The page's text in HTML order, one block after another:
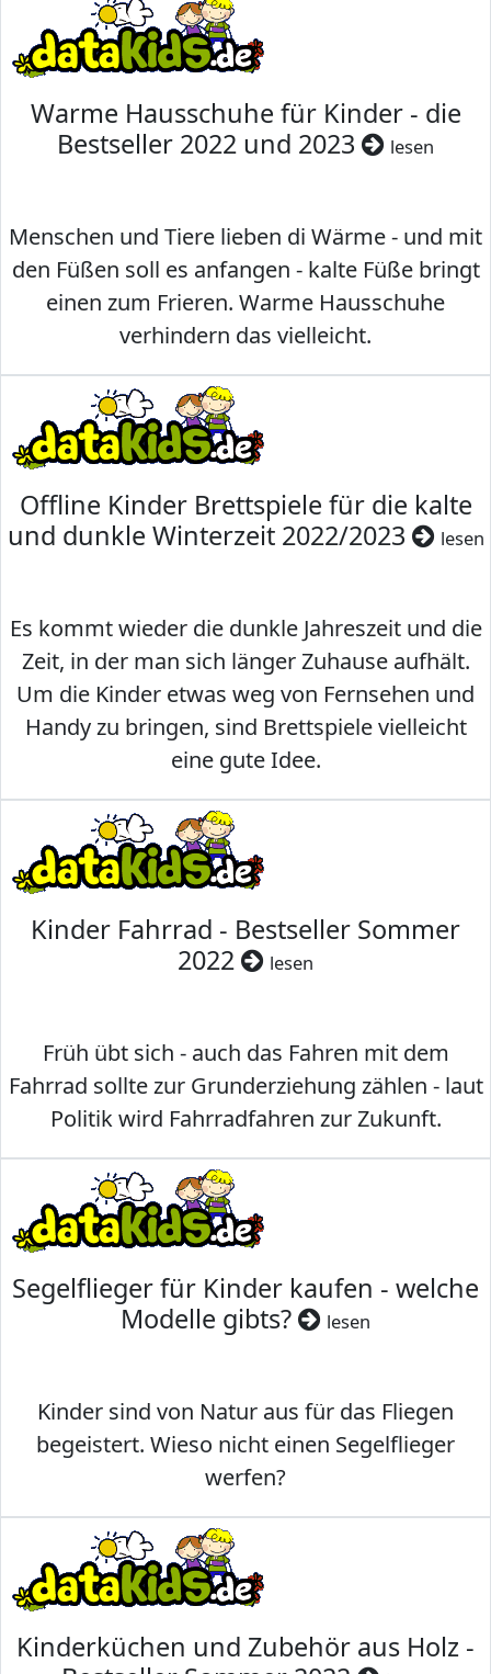
Warme Hausschuhe für Kinder - die
Bestseller 2022 und 2023
lesen
Menschen und Tiere lieben di Wärme - und mit
den Füßen soll es anfangen - kalte Füße bringt
einen zum Frieren. Warme Hausschuhe
verhindern das vielleicht.
Offline Kinder Brettspiele für die kalte
und dunkle Winterzeit 2022/2023
lesen
Es kommt wieder die dunkle Jahreszeit und die
Zeit, in der man sich länger Zuhause aufhält.
Um die Kinder etwas weg von Fernsehen und
Handy zu bringen, sind Brettspiele vielleicht
eine gute Idee.
Kinder Fahrrad - Bestseller Sommer
2022
lesen
Früh übt sich - auch das Fahren mit dem
Fahrrad sollte zur Grunderziehung zählen - laut
Politik wird Fahrradfahren zur Zukunft.
Segelflieger für Kinder kaufen - welche
Modelle gibts?
lesen
Kinder sind von Natur aus für das Fliegen
begeistert. Wieso nicht einen Segelflieger
werfen?
Kinderküchen und Zubehör aus Holz -